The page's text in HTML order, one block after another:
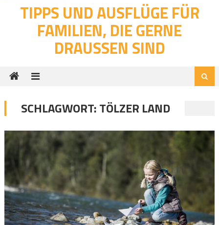
TIPPS UND AUSFLÜGE FÜR
FAMILIEN, DIE GERNE
DRAUSSEN SIND
SCHLAGWORT:TÖLZER LAND